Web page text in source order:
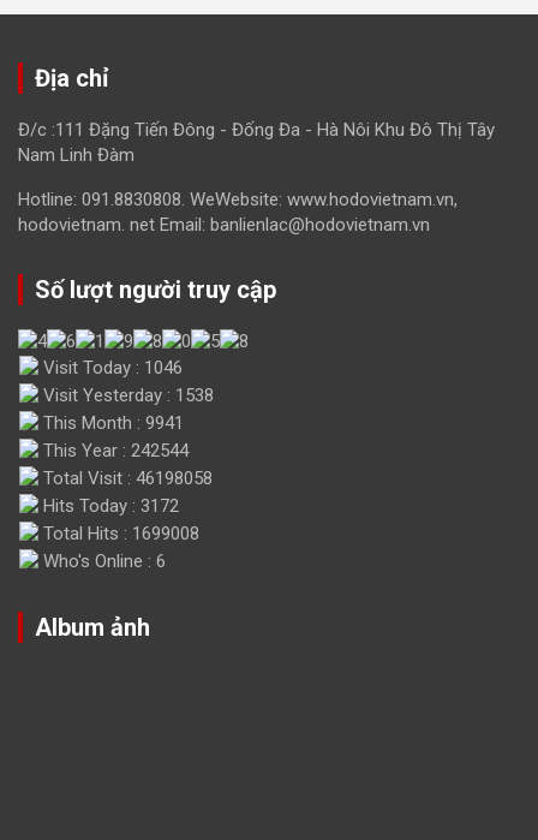
Địa chỉ
Đ/c :111 Đặng Tiến Đông - Đống Đa - Hà Nôi Khu Đô Thị Tây
Nam Linh Đàm
Hotline: 091.8830808. WeWebsite: www.hodovietnam.vn,
hodovietnam. net Email: banlienlac@hodovietnam.vn
Số lượt người truy cập
Visit Today : 1046
Visit Yesterday : 1538
This Month : 9941
This Year : 242544
Total Visit : 46198058
Hits Today : 3172
Total Hits : 1699008
Who's Online : 6
Album ảnh